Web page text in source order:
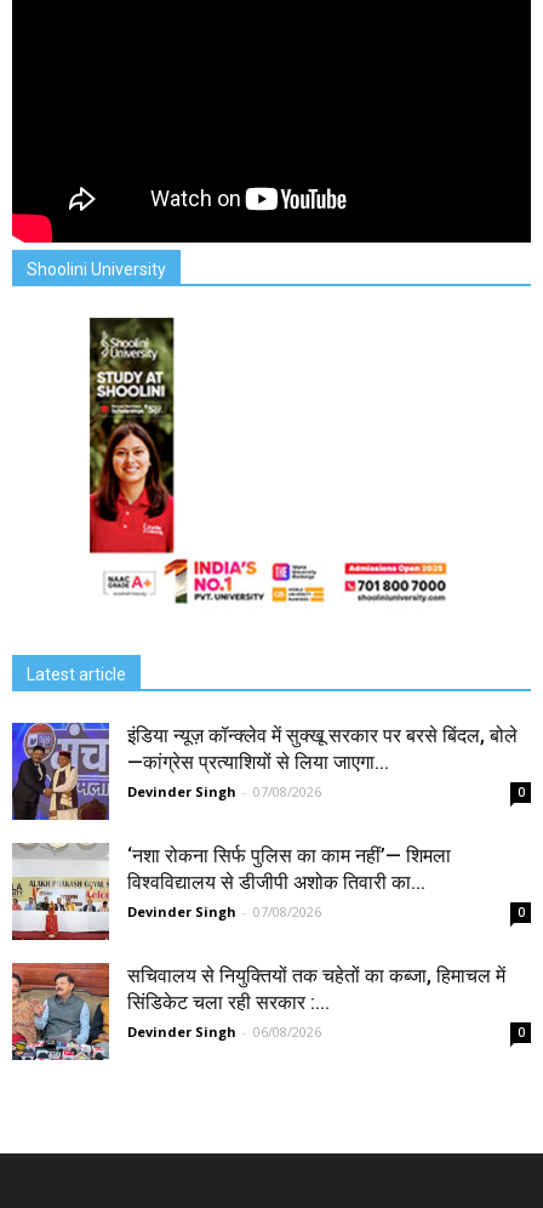
Shoolini University
Latest article
इंडिया न्यूज़ कॉन्क्लेव में सुक्खू सरकार पर बरसे बिंदल, बोले
—कांग्रेस प्रत्याशियों से लिया जाएगा...
Devinder Singh - 07/08/2026 0
‘नशा रोकना सिर्फ पुलिस का काम नहीं’— शिमला
विश्वविद्यालय से डीजीपी अशोक तिवारी का...
Devinder Singh - 07/08/2026 0
सचिवालय से नियुक्तियों तक चहेतों का कब्जा, हिमाचल में
सिंडिकेट चला रही सरकार :...
Devinder Singh - 06/08/2026 0